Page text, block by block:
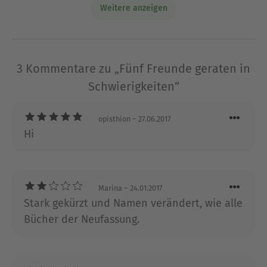
Zeiten geschaffen.Weitere anzeigen
3 Kommentare zu „Fünf Freunde geraten in
Schwierigkeiten“
opisthion – 27.06.2017
Hi
Marina – 24.01.2017
Stark gekürzt und Namen verändert, wie alle
Bücher der Neufassung.